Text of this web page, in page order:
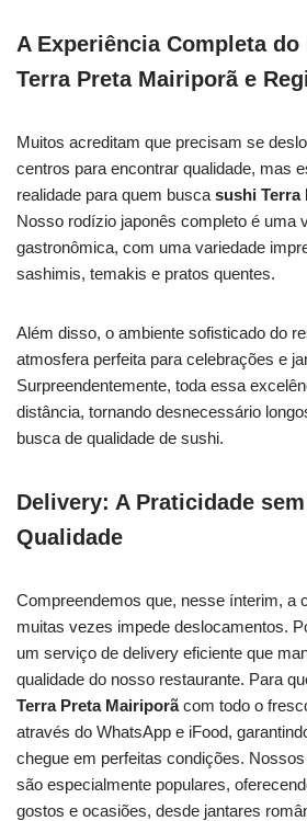
A Experiência Completa
Terra Preta Mairiporã e
Muitos acreditam que precisam se
centros para encontrar qualidade, mas
realidade para quem busca sushi Terra
Nosso rodízio japonês completo é uma
gastronômica, com uma variedade
sashimis, temakis e pratos quentes.
Além disso, o ambiente sofisticado do
atmosfera perfeita para celebrações e
Surpreendentemente, toda essa
distância, tornando desnecessário
busca de qualidade de sushi.
Delivery: A Praticidade
Qualidade
Compreendemos que, nesse ínterim, a
muitas vezes impede deslocamentos.
um serviço de delivery eficiente que
qualidade do nosso restaurante. Para
Terra Preta Mairiporãcom todo o
através do WhatsApp e iFood,
chegue em perfeitas condições.
são especialmente populares,
gostos e ocasiões, desde jantares